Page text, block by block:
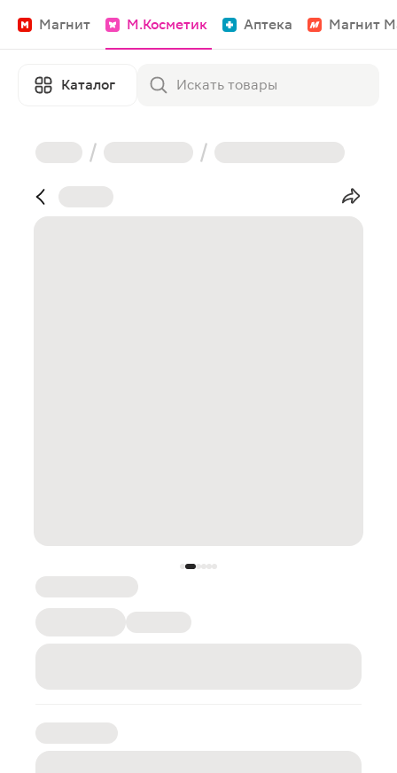
Магнит М.Косметик Аптека Магнит
Каталог